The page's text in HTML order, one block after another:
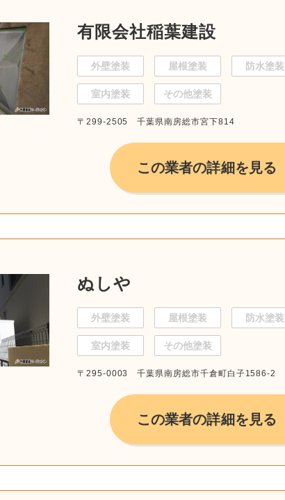
有限会社稲葉建設
外壁塗装 屋根塗装 防水塗装
室内塗装 その他塗装
〒299-2505 千葉県南房総市宮下814
この業者の詳細を見る
ぬしや
外壁塗装 屋根塗装 防水塗装
室内塗装 その他塗装
〒295-0003 千葉県南房総市千倉町白子1586-2
この業者の詳細を見る